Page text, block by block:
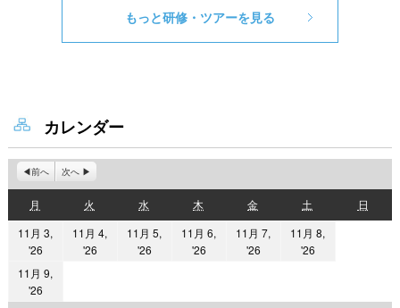
もっと研修・ツアーを見る
カレンダー
前へ 次へ
月
曜
日
火
曜
日
水
曜
日
木
曜
日
金金
曜
日
土
曜
日
日
曜
11月 3,
'262026
年
11
11月 4,
'262026
11月 5,
'262026
11月 6,
'262026
11月 7,
'262026
11月 8,
'262026
11月 9,
'262026